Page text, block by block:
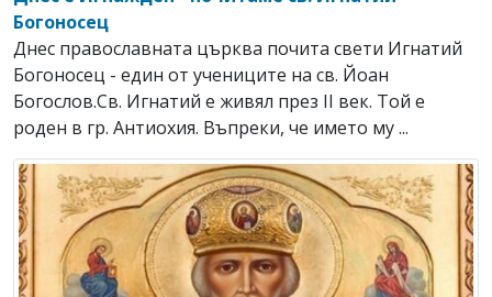
Богоносец
Днес православната църква почита свети Игнатий
Богоносец - един от учениците на св. Йоан
Богослов.Св. Игнатий е живял през ІІ век. Той е
роден в гр. Антиохия. Въпреки, че името му ...